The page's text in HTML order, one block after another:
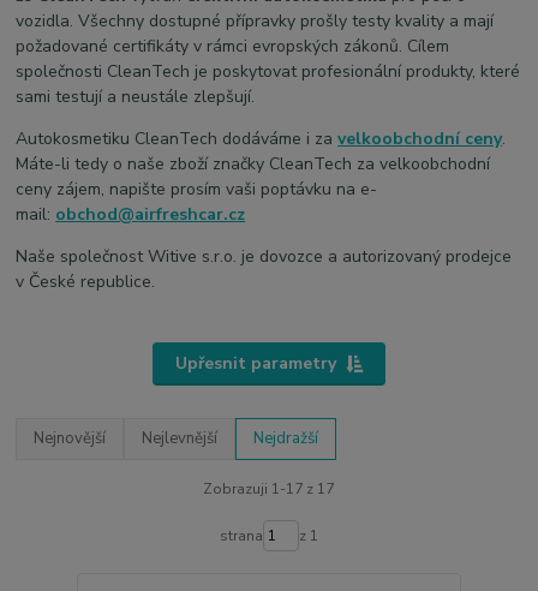
vozidla. Všechny dostupné přípravky prošly testy kvality a mají
požadované certifikáty v rámci evropských zákonů. Cílem
společnosti CleanTech je poskytovat profesionální produkty, které
sami testují a neustále zlepšují.
Autokosmetiku CleanTech dodáváme i zavelkoobchodní ceny.
Máte-li tedy o naše zboží značky CleanTech za velkoobchodní
ceny zájem, napište prosím vaši poptávku na e-
mail: obchod@airfreshcar.cz
Naše společnost Witive s.r.o. je dovozce a autorizovaný prodejce
v České republice.
Upřesnit parametry
Nejnovější Nejlevnější Nejdražší
Zobrazuji 1-17 z 17
strana z 1